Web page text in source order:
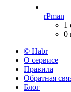
rPman
1
0
© Habr
О сервисе
Правила
Обратная
Блог